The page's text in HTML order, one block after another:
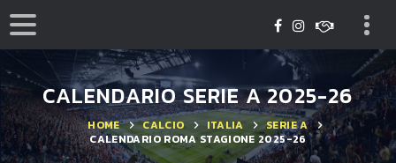
CALENDARIO SERIE A 2025-26
HOME CALCIO ITALIA
SERIE A
CALENDARIO ROMA STAGIONE 2025-26